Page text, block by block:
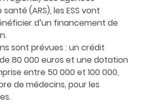
(ARS), les ESS vont
d’un financement de
sont prévues : un crédit
80 000 euros et une dotation
entre 50 000 et 100 000,
de médecins, pour les